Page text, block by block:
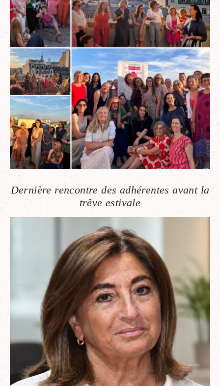
Dernière rencontre des adhérentes avant la
trêve estivale